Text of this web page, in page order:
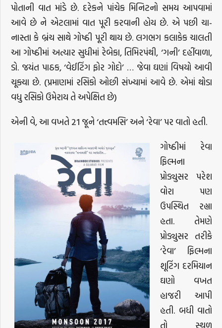
પોતાની વાત માંડે છે. દરેકને પાંચેક મિનિટનો સમય આપવામાં
આવે છે ને એટલામાં વાત પૂરી કરવાની હોય છે. એ પછી ચા-
નાસ્તા કે બ્રંચ સાથે ગોષ્ઠી પૂરી થાય છે. લગભગ કલાકેક ચાલતી
આ ગોષ્ઠીમાં અત્યાર સુધીમાં રેબેકા, તિમિરપંથી, ‘ગની’ દહીંવાળા,
ડો. જયંત પાઠક, ‘વેઈટિંગ ફોર ગોદો’ … જેવા ઘણાં વિષયો આવી
ચૂક્યા છે. (પ્રમાણમાં રસિકો ઓછી સંખ્યામાં આવે છે. એમાં થોડા
વધુ રસિકો ઉમેરાય તે અપેક્ષિત છે)
એની વે, આ વખતે 21 જૂને ‘તત્ત્વમસિ’ અને ‘રેવા’ પર વાતો હતી.
ગોષ્ઠીમાં રેવા
ફિલ્મના
પ્રોડ્યુસર પરેશ
વોરા પણ
ઉપસ્થિત રહ્યા
હતા. તેમણે
પ્રોડ્યુસર તરીકે
‘રેવા’ ફિલ્મના
શૂટિંગ દરમિયાન
ઘણો વખત
હાજરી આપી
હતી. બધી વાતો
તો સ્થળ